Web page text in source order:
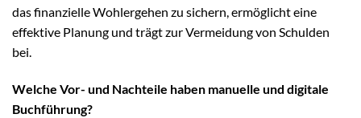
das finanzielle Wohlergehen zu sichern, ermöglicht eine
effektive Planung und trägt zur Vermeidung von Schulden
bei.
Welche Vor- und Nachteile haben manuelle und digitale
Buchführung?